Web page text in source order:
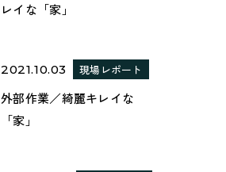
レイな「家」
2021.10.03 現場レポート
外部作業／綺麗キレイな
「家」